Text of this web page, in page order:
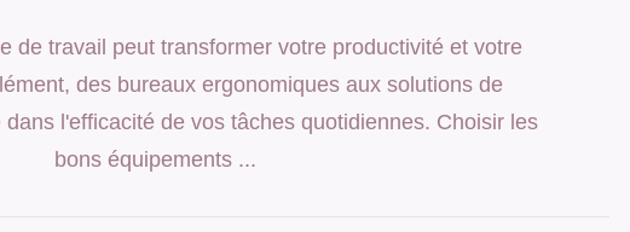
de travail peut transformer votre productivité et votre
des bureaux ergonomiques aux solutions de
l'efficacité de vos tâches quotidiennes. Choisir les
bons équipements ...